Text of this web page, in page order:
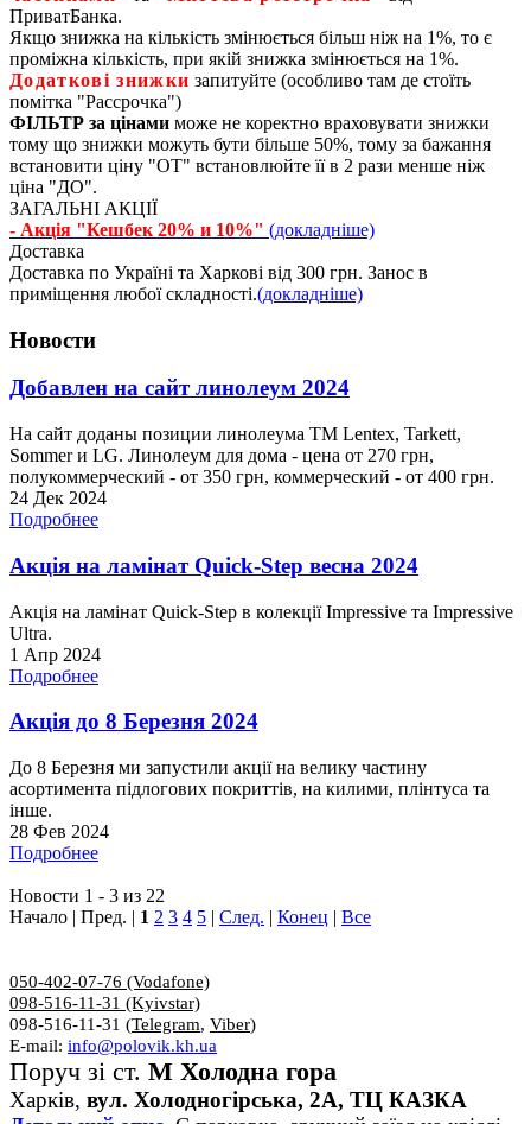
ПриватБанка.
Якщо знижка на кількість змінюється більш ніж на 1%, то є
проміжна кількість, при якій знижка змінюється на 1%.
Додаткові знижки запитуйте (особливо там де стоїть
помітка "Рассрочка")
ФІЛЬТР за цінами може не коректно враховувати знижки
тому що знижки можуть бути більше 50%, тому за бажання
встановити ціну "ОТ" встановлюйте її в 2 рази менше ніж
ціна "ДО".
ЗАГАЛЬНІ АКЦІЇ
- Акція "Кешбек 20% и 10%" (докладніше)
Доставка
Доставка по Україні та Харкові від 300 грн. Занос в
приміщення любої складності.(докладніше)
Новости
Добавлен на сайт линолеум 2024
На сайт доданы позиции линолеума ТМ Lentex, Tarkett,
Sommer и LG. Линолеум для дома - цена от 270 грн,
полукоммерческий - от 350 грн, коммерческий - от 400 грн.
24 Дек 2024
Подробнее
Акція на ламінат Quick-Step весна 2024
Акція на ламінат Quick-Step в колекції Impressive та Impressive
Ultra.
1 Апр 2024
Подробнее
Акція до 8 Березня 2024
До 8 Березня ми запустили акції на велику частину
асортимента підлогових покриттів, на килими, плінтуса та
інше.
28 Фев 2024
Подробнее
Новости 1 - 3 из 22
Начало | Пред. | 1 2 3 4 5 | След. | Конец | Все
050-402-07-76 (Vodafone)
098-516-11-31 (Kyivstar)
098-516-11-31 (Telegram, Viber)
E-mail: info@polovik.kh.ua
Поруч зі ст. М Холодна гора
Харків, вул. Холодногірська, 2А, ТЦ КАЗКА